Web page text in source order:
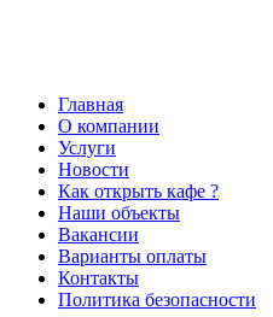
Главная
О компании
Услуги
Новости
Как открыть кафе ?
Наши объекты
Вакансии
Варианты оплаты
Контакты
Политика безопасности